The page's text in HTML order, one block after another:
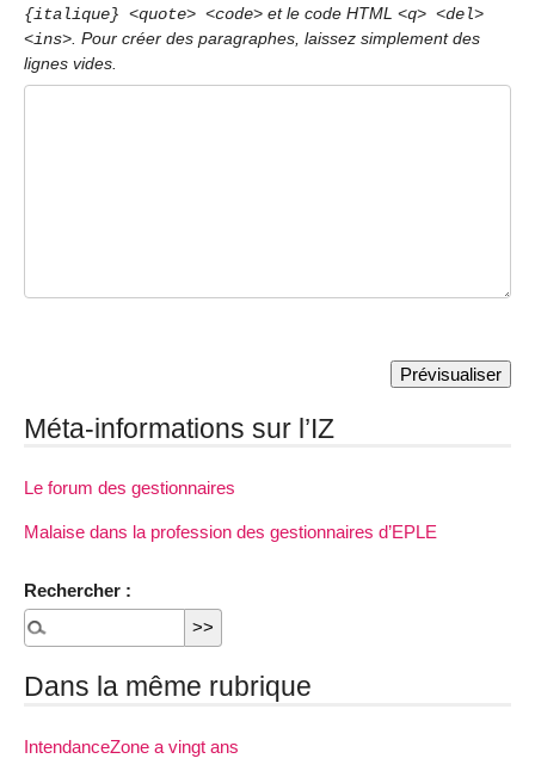
{italique} <quote> <code> et le code HTML <q> <del>
<ins> . Pour créer des paragraphes, laissez simplement des
lignes vides.
Méta-informations sur l’IZ
Le forum des gestionnaires
Malaise dans la profession des gestionnaires d’EPLE
Rechercher :
Dans la même rubrique
IntendanceZone a vingt ans